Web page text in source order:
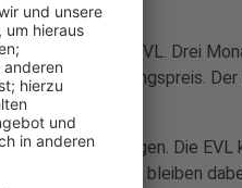
Versorger EVL. Drei
Grundversorgungspreis.
täglich kündigen. Die EVL
Die Kunden bleiben